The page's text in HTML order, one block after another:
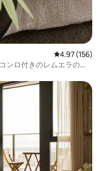
レビュー156
4.97 (156)
ンロ付きのレムエラのワ